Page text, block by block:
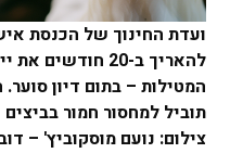
ועדת החינוך של הכנסת
להאריך ב-20
המטילות – בתום דיון
תוביל למחסור חמור בביצים
צילום: נועם מוסקוביץ' –